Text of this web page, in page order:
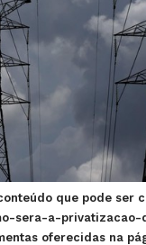
que pode ser
sera-a-
oferecidas na